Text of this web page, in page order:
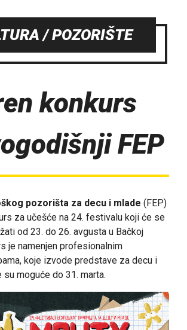
/ POZORIŠTE
konkurs
FEP
pozorišta za decu i mlade (FEP)
za učešće na 24. festivalu koji će se
od 23. do 26. avgusta u Bačkoj
je namenjen profesionalnim
koje izvode predstave za decu i
su moguće do 31. marta.